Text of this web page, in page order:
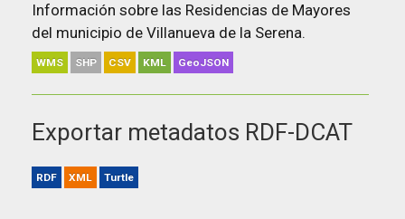
Información sobre las Residencias de Mayores
del municipio de Villanueva de la Serena.
WMS SHP CSV KML GeoJSON
Exportar metadatos RDF-DCAT
RDF XML Turtle